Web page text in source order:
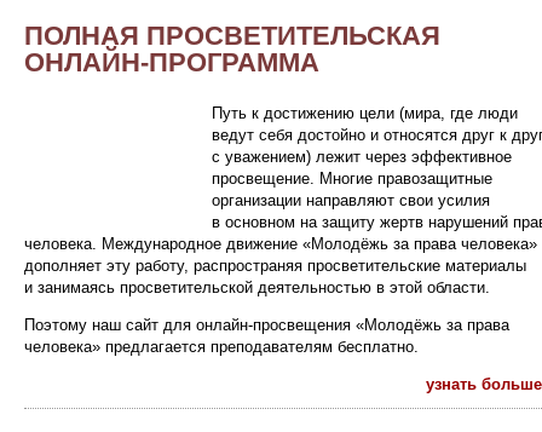
ПОЛНАЯ ПРОСВЕТИТЕЛЬСКАЯ
ОНЛАЙН-ПРОГРАММА
Путь к достижению цели (мира, где люди
ведут себя достойно и относятся друг к
с уважением) лежит через эффективное
просвещение. Многие правозащитные
организации направляют свои усилия
в основном на защиту жертв нарушений
человека. Международное движение «Молодёжь за права человека»
дополняет эту работу, распространяя просветительские материалы
и занимаясь просветительской деятельностью в этой области.
Поэтому наш сайт для онлайн-просвещения «Молодёжь за права
человека» предлагается преподавателям бесплатно.
узнать